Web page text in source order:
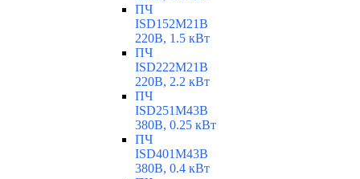
ПЧ
ISD152M21B
220В, 1.5 кВт
ПЧ
ISD222M21B
220В, 2.2 кВт
ПЧ
ISD251M43B
380В, 0.25 кВт
ПЧ
ISD401M43B
380В, 0.4 кВт